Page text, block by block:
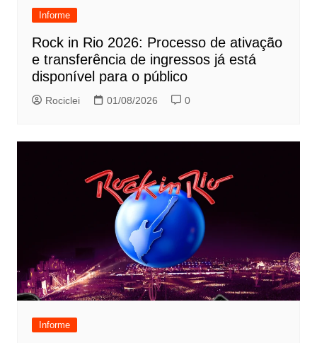
Informe
Rock in Rio 2026: Processo de ativação
e transferência de ingressos já está
disponível para o público
Rociclei 01/08/2026 0
Informe